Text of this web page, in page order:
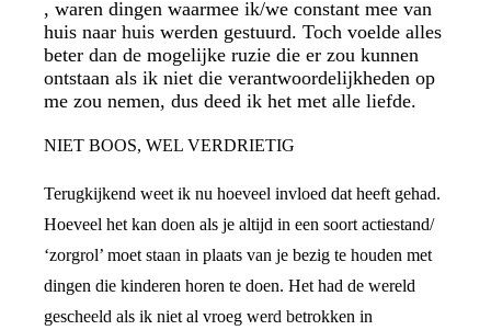
, waren dingen waarmee ik/we constant mee van
huis naar huis werden gestuurd. Toch voelde alles
beter dan de mogelijke ruzie die er zou kunnen
ontstaan als ik niet die verantwoordelijkheden op
me zou nemen, dus deed ik het met alle liefde.
NIET BOOS, WEL VERDRIETIG
Terugkijkend weet ik nu hoeveel invloed dat heeft gehad.
Hoeveel het kan doen als je altijd in een soort actiestand/
‘zorgrol’ moet staan in plaats van je bezig te houden met
dingen die kinderen horen te doen. Het had de wereld
gescheeld als ik niet al vroeg werd betrokken in